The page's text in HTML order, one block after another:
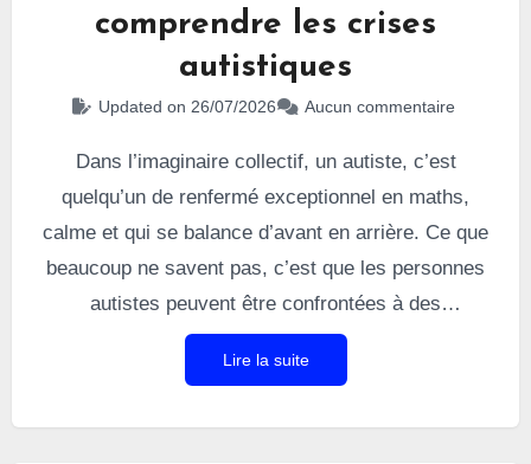
comprendre les crises
autistiques
Updated on 26/07/2026 Aucun commentaire
Dans l’imaginaire collectif, un autiste, c’est
quelqu’un de renfermé exceptionnel en maths,
calme et qui se balance d’avant en arrière. Ce que
beaucoup ne savent pas, c’est que les personnes
autistes peuvent être confrontées à des
décharges émotionnelles intenses (les meltdowns)
et des effondrements internes (les shutdowns).
Lire la suite